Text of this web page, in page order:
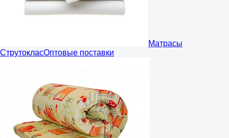
Матрасы
СтрутокласОптовые поставки